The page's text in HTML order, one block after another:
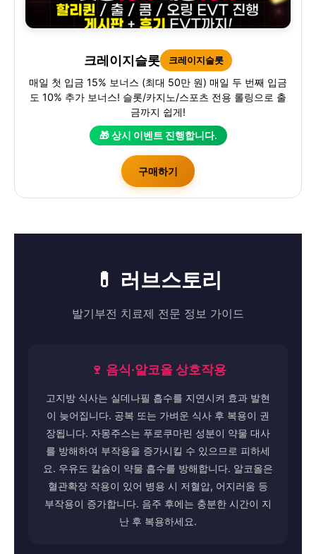
크레이지슬롯 크레이지슬롯
매일 첫 입금 15% 보너스 (최대 50만 원) 매일 두 번째 입금
도 10% 추가 보너스! 슬롯/카지노/스포츠 전용 롤링으로 출
금까지 쉽게!
🎁 상시 이벤트 진행합니다.
구매하기
💊 러브스토리
발기부전 치료제 전문 정보 가이드
🍷 음식·알코올 상호작용
고지방 식사는 실데나필 흡수를 지연시켜 효과 발현
이 늦어집니다. 공복 또는 가벼운 식사 후 복용이 권
장됩니다. 자몽주스는 푸로쿠마린 성분이 약물 대사
를 방해하여 부작용을 증가시킬 수 있으므로 피하세
요. 우유도 칼슘이 약물 흡수를 방해합니다. 알코올은
혈관확장 작용이 있어 병용 시 저혈압, 어지러움 등
부작용이 증가합니다. 음주 후에는 충분한 시간이 지
난 후 복용하세요.